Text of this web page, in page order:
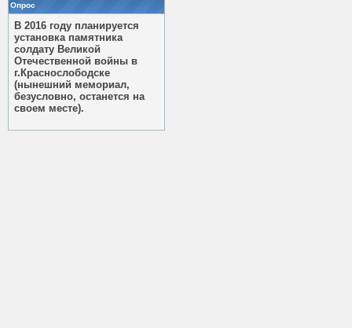
Опрос
В 2016 году планируется
установка памятника
солдату Великой
Отечественной войны в
г.Краснослободске
(нынешний мемориал,
безусловно, останется на
своем месте).